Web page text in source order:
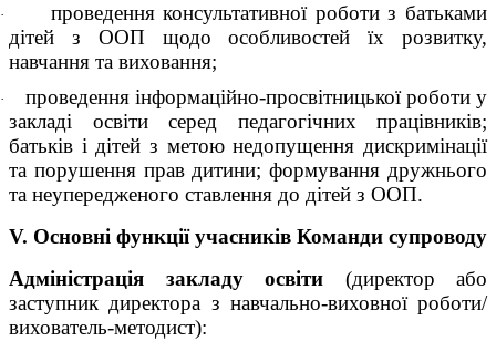
·
проведення консультативної роботи з батьками
дітей з ООП щодо особливостей їх розвитку,
навчання та виховання;
·
проведення інформаційно-просвітницької роботи у
закладі освіти серед педагогічних працівників;
батьків і дітей з метою недопущення дискримінації
та порушення прав дитини; формування дружнього
та неупередженого ставлення до дітей з ООП.
V. Основні функції учасників Команди супроводу
Адміністрація закладу освіти (директор або
заступник директора з навчально-виховної роботи/
вихователь-методист):